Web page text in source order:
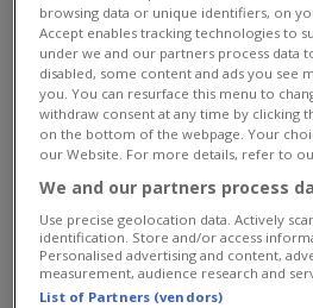
sprach einen Fluch aus über das Land,
Verbündeten. Die Freunde des Königs
desKönigreichs gerade noch im Wald
das bist du! Bau einen magischen
eines neuen Königreichs und zum
Pflanze Samen, pflücke die Ernte, futtere
kleine Burg sodass das Königreich wieder
Grundstücke und Wälder frei und entdecke
Tausende von Missionen zu Ende um
die Altessa aus dem Wald zu vertreiben.
This game has an average rating of 87%
Abenteuer Spiele
browsing data or unique identifiers, on
Accept enables tracking technologies to
under we and our partners process data
disabled, some content and ads you see
you. You can resurface this menu to
withdraw consent at any time by clicking
on the bottom of the webpage. Your
our Website. For more details, refer to
We and our partners process
Use precise geolocation data. Actively
identification. Store and/or access
Personalised advertising and content,
measurement, audience research and
List of Partners (vendors)